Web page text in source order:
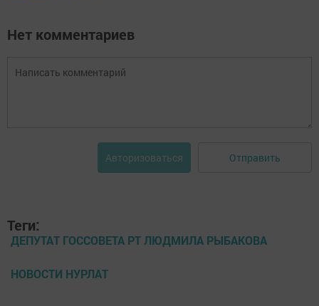
Нет комментариев
Авторизоваться Отправить
Теги:
ДЕПУТАТ ГОССОВЕТА РТ ЛЮДМИЛА РЫБАКОВА
НОВОСТИ НУРЛАТ